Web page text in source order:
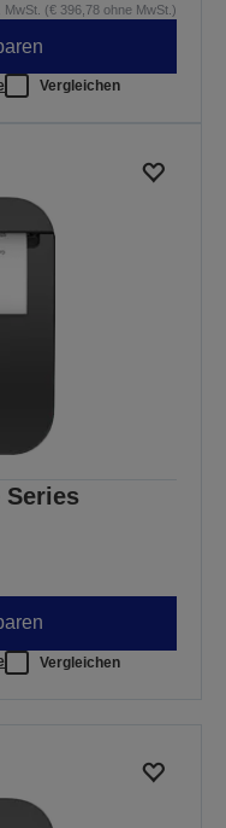
MwSt. (€ 396,78 ohne MwSt.)
Vergleichen
Series
Vergleichen